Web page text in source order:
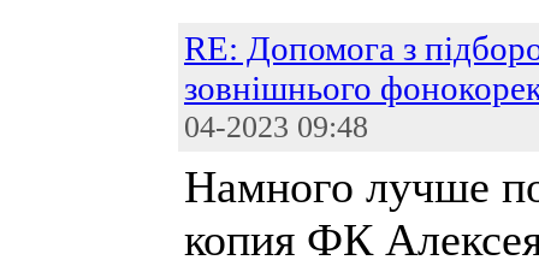
RE: Допомога з
зовнішнього
04-2023 09:48
Намного лучше
копия ФК